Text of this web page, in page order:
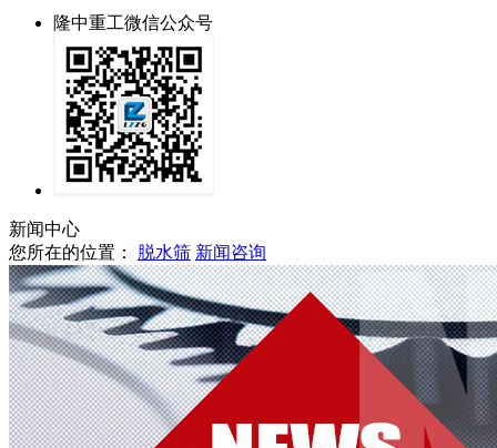
隆中重工微信公众号
新闻中心
您所在的位置：
脱水筛 新闻咨询